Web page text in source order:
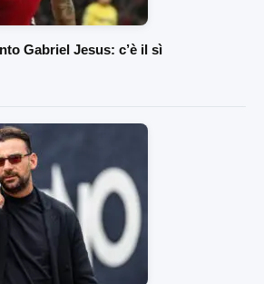
Gabriel Jesus: c’è il sì